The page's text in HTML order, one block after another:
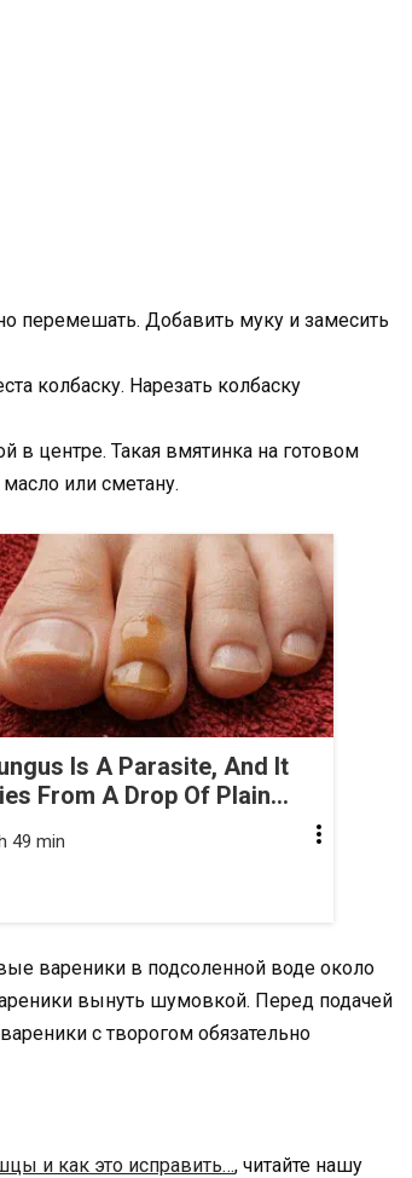
перемешать. Добавить муку и замесить
колбаску. Нарезать колбаску
в центре. Такая вмятинка на готовом
или сметану.
Is A Parasite, And It
From A Drop Of Plain...
49 min
вареники в подсоленной воде около
вынуть шумовкой. Перед подачей
с творогом обязательно
и как это исправить…, читайте нашу